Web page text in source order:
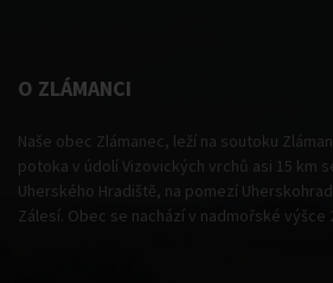
O ZLÁMANCI
Naše obec Zlámanec, leží na soutoku
potoka v údolí Vizovických vrchů asi 15 km
Uherského Hradiště, na pomezí
Zálesí. Obec se nachází v nadmořské výšce